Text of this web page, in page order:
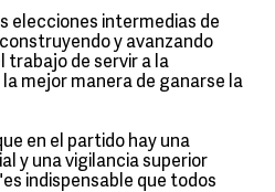
elecciones intermedias de
y avanzando
trabajo de servir a la
la mejor manera de ganarse la
en el partido hay una
y una vigilancia superior
indispensable que todos